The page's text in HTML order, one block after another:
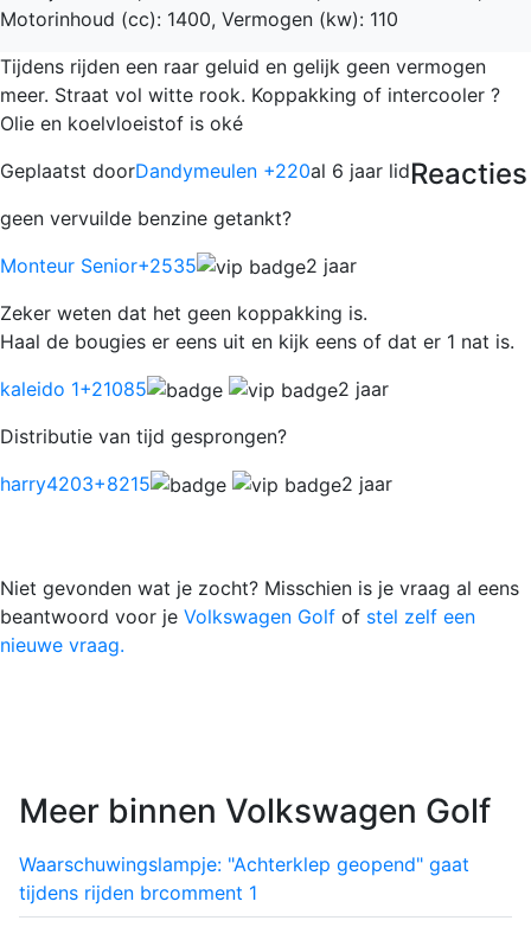
Motorinhoud (cc): 1400, Vermogen (kw): 110
Tijdens rijden een raar geluid en gelijk geen vermogen
meer. Straat vol witte rook. Koppakking of intercooler ?
Olie en koelvloeistof is oké
Geplaatst doorDandymeulen +220al 6 jaar lidReacties
geen vervuilde benzine getankt?
Monteur Senior+2535
2 jaar
Zeker weten dat het geen koppakking is.
Haal de bougies er eens uit en kijk eens of dat er 1 nat is.
kaleido 1+21085
2 jaar
Distributie van tijd gesprongen?
harry4203+8215 2 jaar
Niet gevonden wat je zocht? Misschien is je vraag al eens
beantwoord voor je Volkswagen Golf of stel zelf een
nieuwe vraag.
Meer binnen Volkswagen Golf
Waarschuwingslampje: "Achterklep geopend" gaat
tijdens rijden brcomment 1